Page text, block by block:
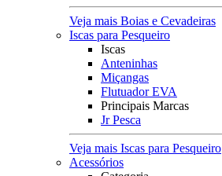
Veja mais Boias e Cevadeiras
Iscas para Pesqueiro
Iscas
Anteninhas
Miçangas
Flutuador EVA
Principais Marcas
Jr Pesca
Veja mais Iscas para Pesqueiro
Acessórios